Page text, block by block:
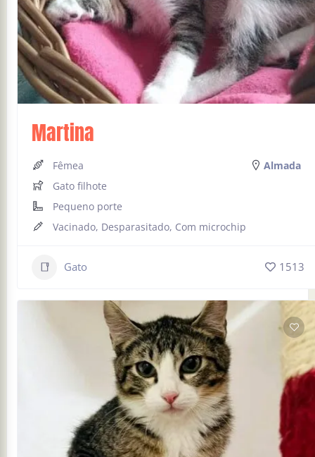
Martina
Almada
Fêmea
Gato filhote
Pequeno porte
Vacinado, Desparasitado, Com microchip
Gato 1513